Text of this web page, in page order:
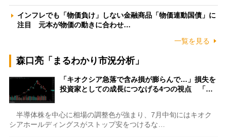
インフレでも「物価負け」しない金融商品「物価連動国債」に
注目 元本が物価の動きに合わせ…
一覧を見る
森口亮「まるわかり市況分析」
「キオクシア急落で含み損が膨らんで…」損失を
投資家としての成長につなげる4つの視点 「…
半導体株を中心に相場の調整色が強まり、7月中旬にはキオク
シアホールディングスがストップ安をつけるな…